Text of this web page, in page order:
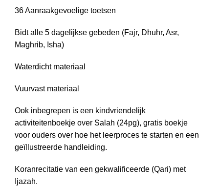
36 Aanraakgevoelige toetsen
Bidt alle 5 dagelijkse gebeden (Fajr, Dhuhr, Asr,
Maghrib, Isha)
Waterdicht materiaal
Vuurvast materiaal
Ook inbegrepen is een kindvriendelijk
activiteitenboekje over Salah (24pg), gratis boekje
voor ouders over hoe het leerproces te starten en een
geïllustreerde handleiding.
Koranrecitatie van een gekwalificeerde (Qari) met
Ijazah.